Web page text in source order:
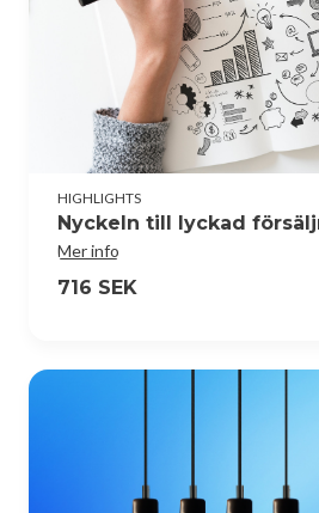
HIGHLIGHTS
Nyckeln till lyckad
Mer info
716 SEK